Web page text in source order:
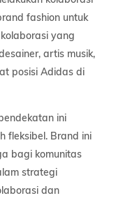
fashion untuk
yang
artis musik,
posisi Adidas di
ini
fleksibel. Brand ini
bagi komunitas
strategi
dan